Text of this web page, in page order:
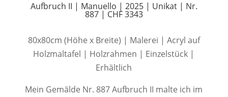
Aufbruch II | Manuello | 2025 | Unikat | Nr.
887 | CHF 3343
80x80cm (Höhe x Breite) | Malerei | Acryl auf
Holzmaltafel | Holzrahmen | Einzelstück |
Erhältlich
Mein Gemälde Nr. 887 Aufbruch II malte ich im